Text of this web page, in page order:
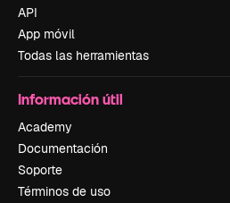
API
App móvil
Todas las herramientas
Información útil
Academy
Documentación
Soporte
Términos de uso